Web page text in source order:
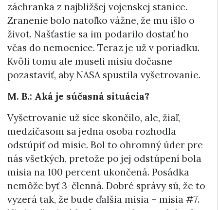
záchranka z najbližšej vojenskej stanice.
Zranenie bolo natoľko vážne, že mu išlo o
život. Našťastie sa im podarilo dostať ho
včas do nemocnice. Teraz je už v poriadku.
Kvôli tomu ale museli misiu dočasne
pozastaviť, aby NASA spustila vyšetrovanie.
M. B.: Aká je súčasná situácia?
Vyšetrovanie už síce skončilo, ale, žiaľ,
medzičasom sa jedna osoba rozhodla
odstúpiť od misie. Bol to ohromný úder pre
nás všetkých, pretože po jej odstúpení bola
misia na 100 percent ukončená. Posádka
nemôže byť 3-členná. Dobré správy sú, že to
vyzerá tak, že bude ďalšia misia – misia #7.